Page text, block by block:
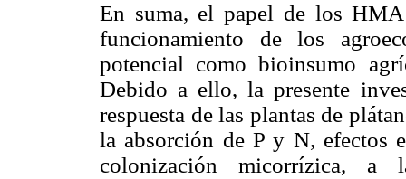
En suma, el papel de los
funcionamiento de los
potencial como bioinsumo
Debido a ello, la presente
respuesta de las plantas de
la absorción de P y N, efectos
colonización micorrízica,